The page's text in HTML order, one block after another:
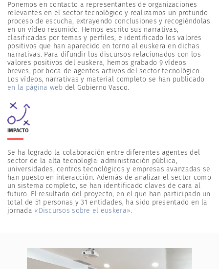
Ponemos en contacto a representantes de organizaciones
relevantes en el sector tecnológico y realizamos un profundo
proceso de escucha, extrayendo conclusiones y recogiéndolas
en un vídeo resumido. Hemos escrito sus narrativas,
clasificadas por temas y perfiles, e identificado los valores
positivos que han aparecido en torno al euskera en dichas
narrativas. Para difundir los discursos relacionados con los
valores positivos del euskera, hemos grabado 9 vídeos
breves, por boca de agentes activos del sector tecnológico.
Los vídeos, narrativas y material completo se han publicado
en la página web del Gobierno Vasco.
IMPACTO
Se ha logrado la colaboración entre diferentes agentes del
sector de la alta tecnología: administración pública,
universidades, centros tecnológicos y empresas avanzadas se
han puesto en interacción. Además de analizar el sector como
un sistema completo, se han identificado claves de cara al
futuro. El resultado del proyecto, en el que han participado un
total de 51 personas y 31 entidades, ha sido presentado en la
jornada «Discursos sobre el euskera».